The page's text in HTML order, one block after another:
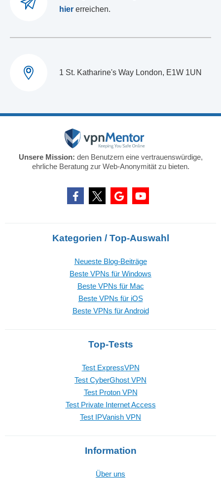
hier erreichen.
1 St. Katharine's Way London, E1W 1UN
Unsere Mission: den Benutzern eine vertrauenswürdige,
ehrliche Beratung zur Web-Anonymität zu bieten.
Kategorien / Top-Auswahl
Neueste Blog-Beiträge
Beste VPNs für Windows
Beste VPNs für Mac
Beste VPNs für iOS
Beste VPNs für Android
Top-Tests
Test ExpressVPN
Test CyberGhost VPN
Test Proton VPN
Test Private Internet Access
Test IPVanish VPN
Information
Über uns